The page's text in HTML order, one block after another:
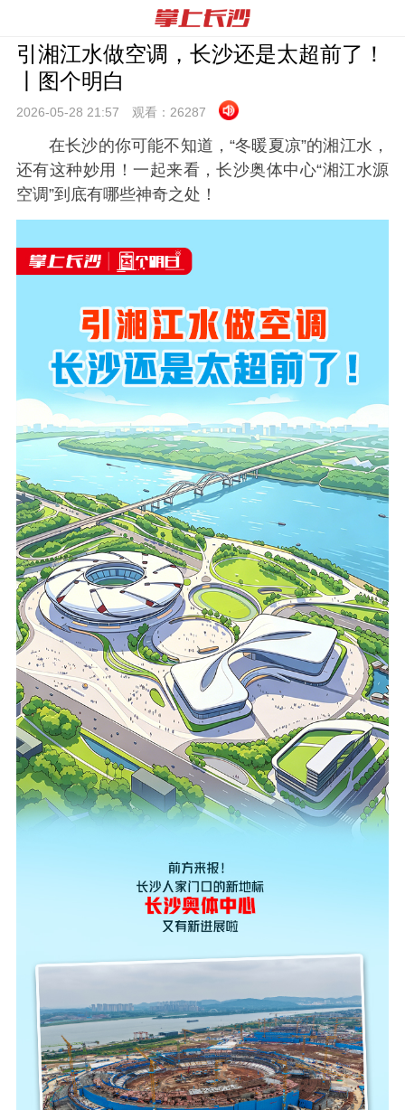
引湘江水做空调，长沙还是太超前了！
丨图个明白
2026-05-28 21:57 观看： 26287
在长沙的你可能不知道，“冬暖夏凉”的湘江水，
还有这种妙用！一起来看，长沙奥体中心“湘江水源
空调”到底有哪些神奇之处！